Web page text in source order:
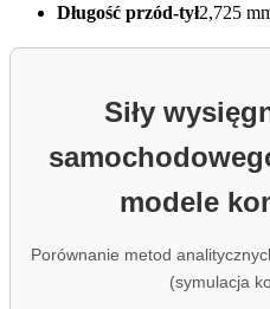
Długość przód-tył2,725
Siły
modele
Porównanie metod
(symulacja